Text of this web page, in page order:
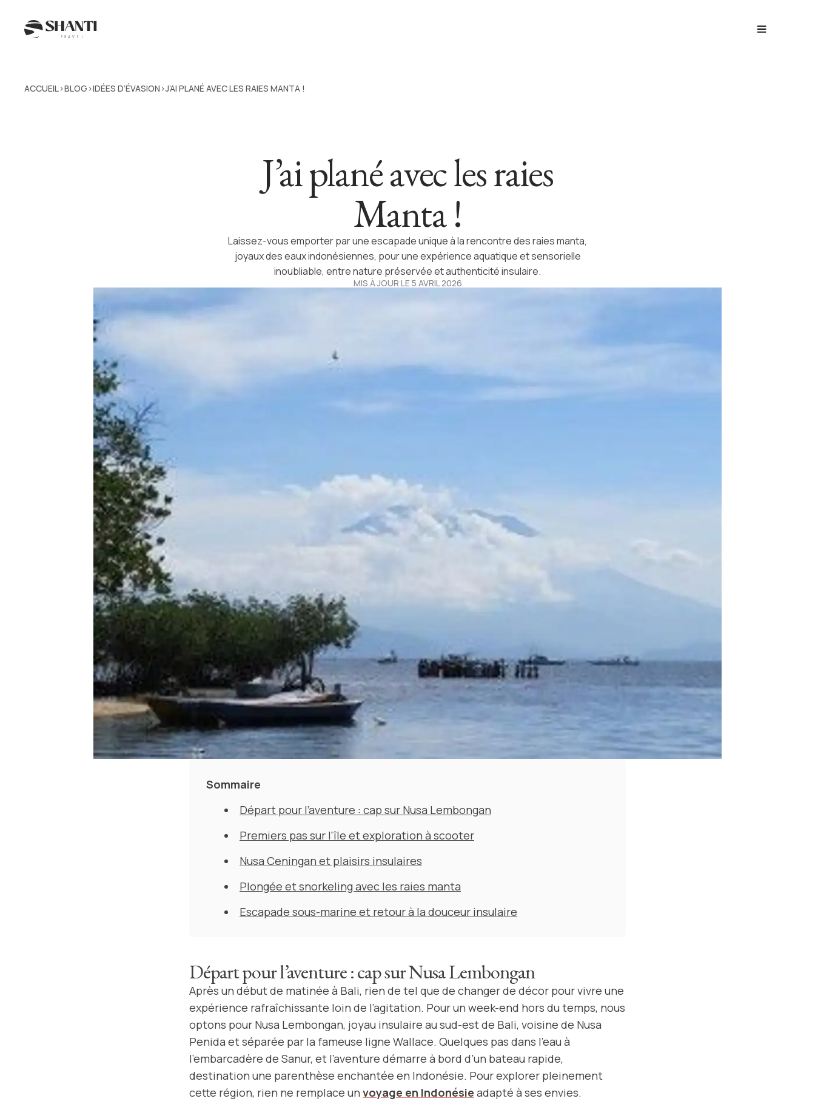
ACCUEIL>BLOG >IDÉES D’ÉVASION >J’AI PLANÉ AVEC LES RAIES MANTA !
J’ai plané avec les raies
Manta !
Laissez-vous emporter par une escapade unique à la rencontre des raies manta,
joyaux des eaux indonésiennes, pour une expérience aquatique et sensorielle
inoubliable, entre nature préservée et authenticité insulaire.
MIS À JOUR LE 5 AVRIL 2026
Sommaire
Départ pour l’aventure : cap sur Nusa Lembongan
Premiers pas sur l’île et exploration à scooter
Nusa Ceningan et plaisirs insulaires
Plongée et snorkeling avec les raies manta
Escapade sous-marine et retour à la douceur insulaire
Départ pour l’aventure : cap sur Nusa Lembongan
Après un début de matinée à Bali, rien de tel que de changer de décor pour vivre une
expérience rafraîchissante loin de l’agitation. Pour un week-end hors du temps, nous
optons pour Nusa Lembongan, joyau insulaire au sud-est de Bali, voisine de Nusa
Penida et séparée par la fameuse ligne Wallace. Quelques pas dans l’eau à
l’embarcadère de Sanur, et l’aventure démarre à bord d’un bateau rapide,
destination une parenthèse enchantée en Indonésie. Pour explorer pleinement
cette région, rien ne remplace un voyage en Indonésie adapté à ses envies.